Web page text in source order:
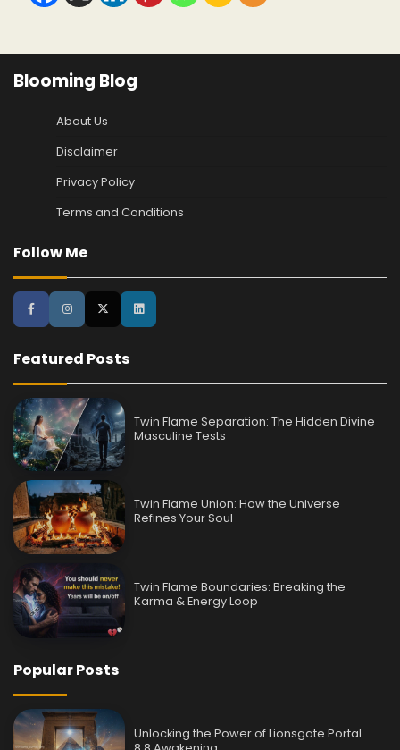
Blooming Blog
About Us
Disclaimer
Privacy Policy
Terms and Conditions
Follow Me
Featured Posts
Twin Flame Separation: The Hidden Divine
Masculine Tests
Twin Flame Union: How the Universe
Refines Your Soul
Twin Flame Boundaries: Breaking the
Karma & Energy Loop
Popular Posts
Unlocking the Power of Lionsgate Portal